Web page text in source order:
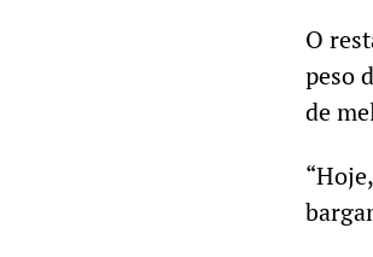
O
peso
de